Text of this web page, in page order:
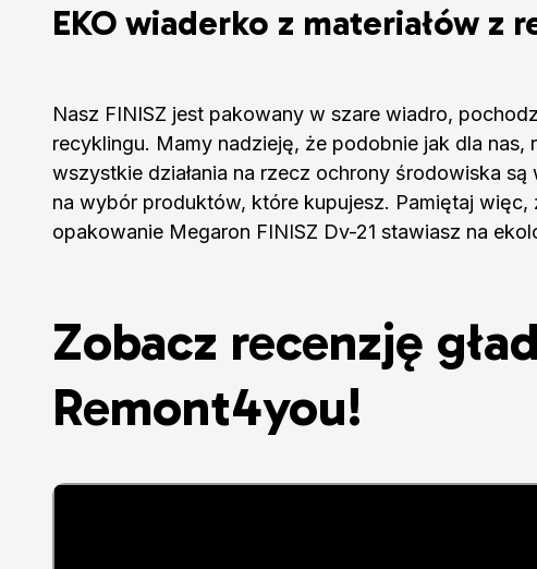
EKO wiaderko z materiałów z
Nasz FINISZ jest pakowany w szare wiadro,
recyklingu. Mamy nadzieję, że podobnie jak dla nas,
wszystkie działania na rzecz ochrony środowiska są
na wybór produktów, które kupujesz. Pamiętaj więc,
opakowanie Megaron FINISZ Dv-21 stawiasz na
Zobacz recenzję
Remont4you!